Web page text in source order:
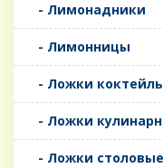
- Лимонадники
- Лимонницы
- Ложки
- Ложки
- Ложки столовые